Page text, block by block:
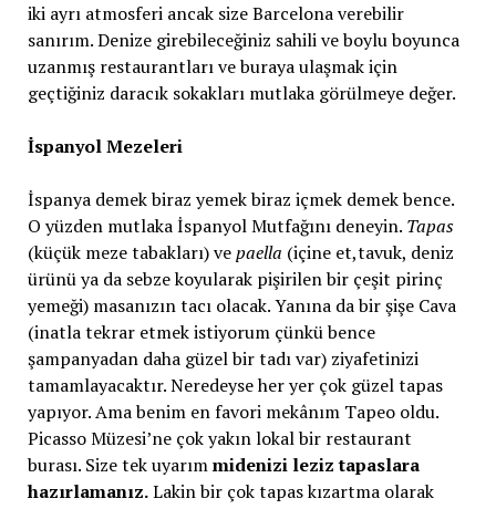
iki ayrı atmosferi ancak size Barcelona verebilir
sanırım. Denize girebileceğiniz sahili ve boylu boyunca
uzanmış restaurantları ve buraya ulaşmak için
geçtiğiniz daracık sokakları mutlaka görülmeye değer.
İspanyol Mezeleri
İspanya demek biraz yemek biraz içmek demek bence.
O yüzden mutlaka İspanyol Mutfağını deneyin. Tapas
(küçük meze tabakları) vepaella (içine et,tavuk, deniz
ürünü ya da sebze koyularak pişirilen bir çeşit pirinç
yemeği) masanızın tacı olacak. Yanına da bir şişe Cava
(inatla tekrar etmek istiyorum çünkü bence
şampanyadan daha güzel bir tadı var) ziyafetinizi
tamamlayacaktır. Neredeyse her yer çok güzel tapas
yapıyor. Ama benim en favori mekânım Tapeo oldu.
Picasso Müzesi’ne çok yakın lokal bir restaurant
burası. Size tek uyarımmidenizi leziz tapaslara
hazırlamanız.Lakin bir çok tapas kızartma olarak